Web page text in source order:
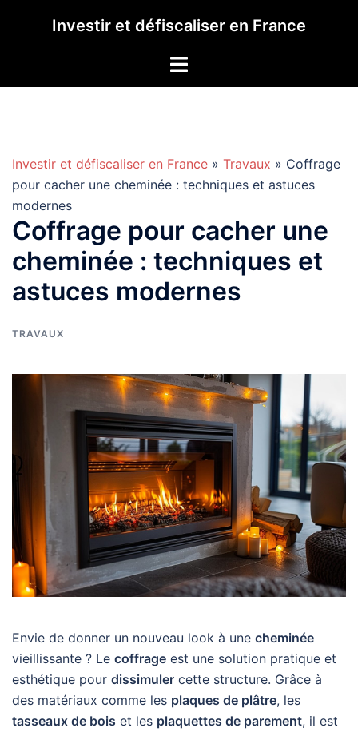
Investir et défiscaliser en France
Investir et défiscaliser en France » Travaux » Coffrage
pour cacher une cheminée : techniques et astuces
modernes
Coffrage pour cacher une
cheminée : techniques et
astuces modernes
TRAVAUX
Envie de donner un nouveau look à une cheminée
vieillissante ? Le coffrage est une solution pratique et
esthétique pour dissimuler cette structure. Grâce à
des matériaux comme les plaques de plâtre, les
tasseaux de bois et les plaquettes de parement, il est